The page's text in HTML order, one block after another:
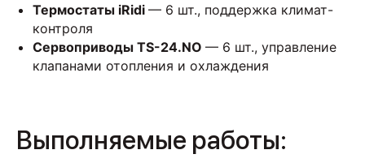
Термостаты iRidi — 6 шт., поддержка климат-
контроля
Сервоприводы TS-24.NO — 6 шт., управление
клапанами отопления и охлаждения
Выполняемые работы: